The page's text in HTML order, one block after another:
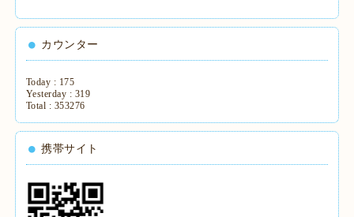
カウンター
Today : 175
Yesterday : 319
Total : 353276
携帯サイト